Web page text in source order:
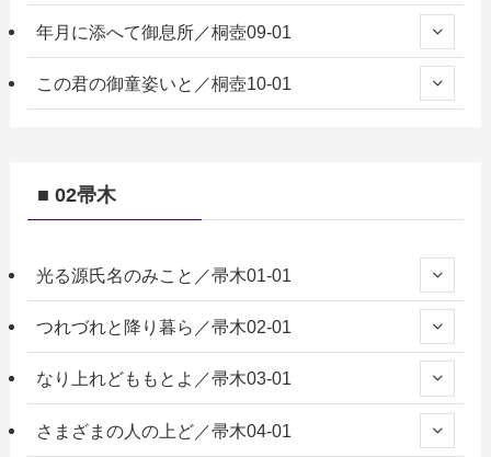
年月に添へて御息所／桐壺09-01
この君の御童姿いと／桐壺10-01
■ 02帚木
光る源氏名のみこと／帚木01-01
つれづれと降り暮ら／帚木02-01
なり上れどももとよ／帚木03-01
さまざまの人の上ど／帚木04-01